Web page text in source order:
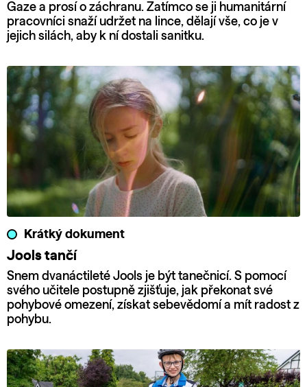
Gaze a prosí o záchranu. Zatímco se ji humanitární
pracovníci snaží udržet na lince, dělají vše, co je v
jejich silách, aby k ní dostali sanitku.
Krátký dokument
Jools tančí
Snem dvanáctileté Jools je být tanečnicí. S pomocí
svého učitele postupně zjišťuje, jak překonat své
pohybové omezení, získat sebevědomí a mít radost z
pohybu.